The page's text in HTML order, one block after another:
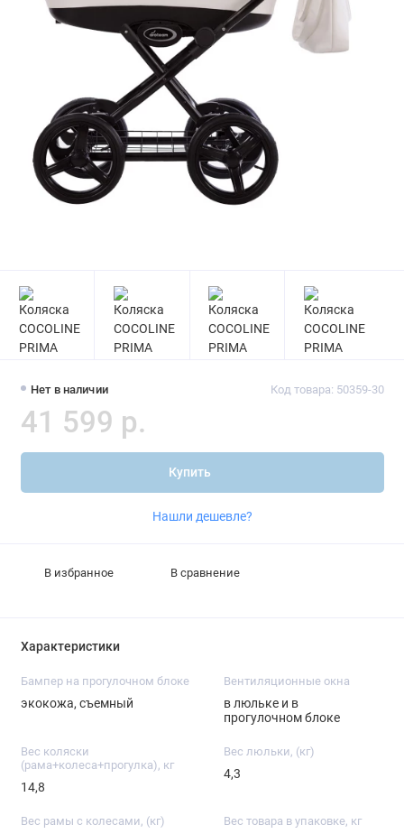
Нет в наличии Код товара: 50359-30
41 599 р.
Купить
Нашли дешевле?
В избранное В сравнение
Характеристики
Бампер на прогулочном блоке
экокожа, съемный
Вентиляционные окна
в люльке и в
прогулочном блоке
Вес коляски
(рама+колеса+прогулка), кг
14,8
Вес люльки, (кг)
4,3
Вес рамы с колесами, (кг) Вес товара в упаковке, кг